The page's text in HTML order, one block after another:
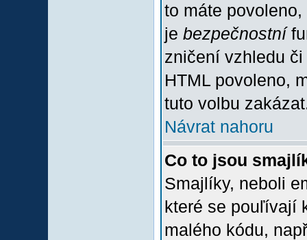
to máte
je bezpečnostní
zničení vzhledu
HTML povoleno,
tuto volbu
Návrat nahoru
Co to jsou
Smajlíky, neboli
které se pouľívají
malého kódu,